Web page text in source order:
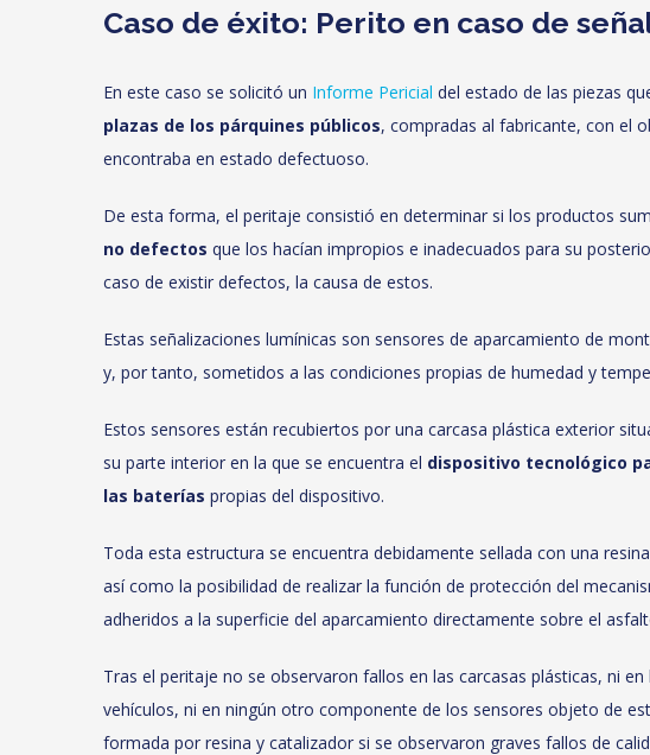
Caso de éxito: Perito en caso de
En este caso se solicitó un Informe Pericial del estado de las piezas
plazas de los párquines públicos, compradas al fabricante, con el
encontraba en estado defectuoso.
De esta forma, el peritaje consistió en determinar si los productos
no defectos que los hacían impropios e inadecuados para su
caso de existir defectos, la causa de estos.
Estas señalizaciones lumínicas son sensores de aparcamiento de
y, por tanto, sometidos a las condiciones propias de humedad y
Estos sensores están recubiertos por una carcasa plástica exterior
su parte interior en la que se encuentra el dispositivo tecnológico
las baterías propias del dispositivo.
Toda esta estructura se encuentra debidamente sellada con una
así como la posibilidad de realizar la función de protección del
adheridos a la superficie del aparcamiento directamente sobre el
Tras el peritaje no se observaron fallos en las carcasas plásticas, ni
vehículos, ni en ningún otro componente de los sensores objeto de
formada por resina y catalizador si se observaron graves fallos de